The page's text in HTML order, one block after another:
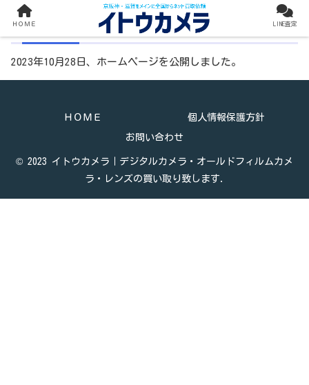
ホームページを公開しました
2023年10月28日、ホームページを公開しました。
ＨＯＭＥ 個人情報保護方針
お問い合わせ
© 2023 イトウカメラ｜デジタルカメラ・オールドフィルムカメ
ラ・レンズの買い取り致します.
ＨＯＭＥ LINE査定